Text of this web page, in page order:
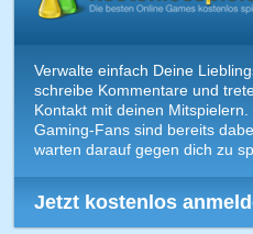
Verwalte einfach Deine
schreibe Kommentare und
Kontakt mit deinen Mitspielern.
Gaming-Fans sind bereits
warten darauf gegen dich zu
Jetzt kostenlos